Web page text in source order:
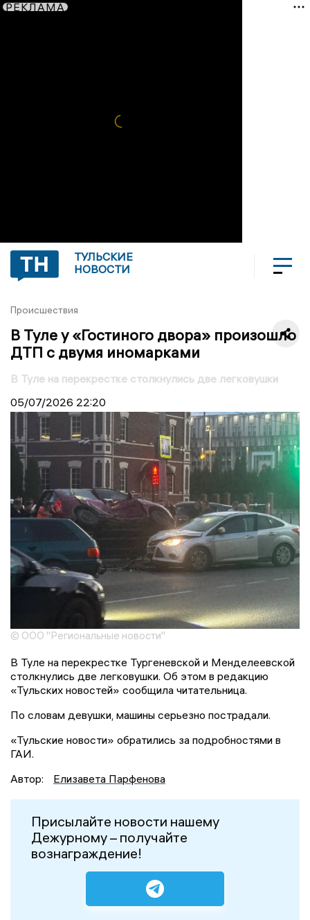
РЕКЛАМА
ТУЛЬСКИЕ
НОВОСТИ
Происшествия
В Туле у «Гостиного двора» произошло
ДТП с двумя иномарками
В Туле на перекрестке столкнулись две легковушки
05/07/2026 22:20
© ООО "Региональные новости"
В Туле на перекрестке Тургеневской и Менделеевской
столкнулись две легковушки. Об этом в редакцию
«Тульских новостей» сообщила читательница.
По словам девушки, машины серьезно пострадали.
«Тульские новости» обратились за подробностями в
ГАИ.
Автор:
Елизавета Парфенова
Присылайте новости нашему
Дежурному – получайте
вознаграждение!